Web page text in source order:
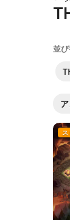
並び
ス